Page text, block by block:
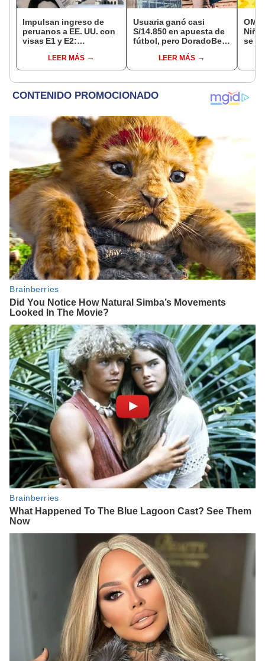
Impulsan ingreso de
peruanos a EE. UU. con
visas E1 y E2:
pymes serían los más
beneficiados
LEER MÁS
Usuaria ganó casi
S/14.850 en apuesta de
fútbol, pero DoradoBet
Indecopi multó a la
empresa con más de S/
LEER MÁS
Niño
se
este